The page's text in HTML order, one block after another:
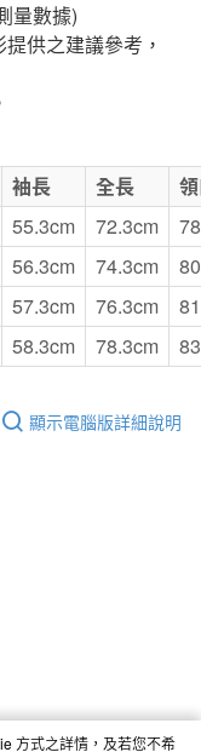
量數據)
供之建議參考，
袖長 全長
55.3cm 72.3cm
56.3cm 74.3cm
57.3cm 76.3cm
58.3cm 78.3cm
顯示電腦版詳細說明
方式之詳情，及若您不希